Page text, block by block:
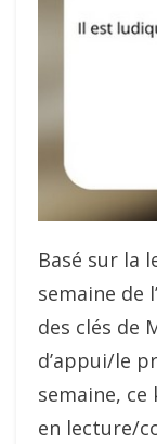
Basé sur la
semaine de
des clés de
d’appui/le
semaine,
en lecture/